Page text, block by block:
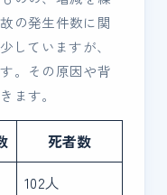
の発生件数に関
していますが、
。その原因や背
ます。
死者数
102人